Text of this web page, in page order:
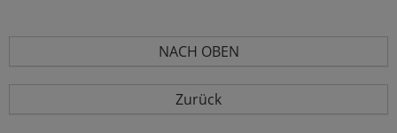
NACH OBEN
Zurück